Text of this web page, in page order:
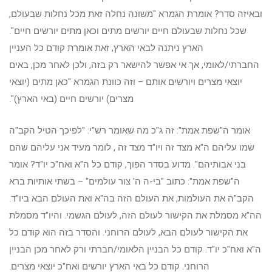
ובאיזה סדר? אומרת הגמרא "משונה נחלה זאת מכל נחלות שבעולם,
שכל נחלות שבעולם חיים יורשים מתים וכאן מתים יורשים חיים".
הארץ ניתנה לבאי הארץ, זאת אומרת קודם כל העניין
החברתי/לאומי, אך אי אפשר להישאר רק בזה, ולכן לאחר מכן, באים
יוצאי מצרים ויורשים אותם – וזה כוונת הגמרא "כאן מתים (יוצאי
מצרים) יורשים חיים (באי הארץ)".
אומר ה"שפת אמת": זה ג"כ מה שאומר רש"י: "לפיכך הטיל הקב"ה
שמו עליהם ה"א מצד זה ויו"ד מצד זה , לומר מעיד אני עליהם שהם
בני אבותיהם". מדוע בסדר הפוך, קודם כל ה"א ואח"כ יו"ד? אומר
ה"שפת אמת": כתוב "בי-ה ה' צור עולמים" – בשתי אותיות ברא
הקב"ה את העולמות, את העולם הזה בה"א ואת העולם הבא ביו"ד.
הה"א מסמלת את הקישור לעולם הזה, לעולם הגשמי. והיו"ד מסמלת
את הקישור לעולם הבא, לעולם הרוחני. והסדר בזה הוא קודם כל
ה"א ואח"כ יו"ד. קודם כל הבניין הלאומי/חברתי ורק לאחר מכן הבניין
הרוחני. קודם כל באי הארץ יורשים ואח"כ יוצאי מצרים.